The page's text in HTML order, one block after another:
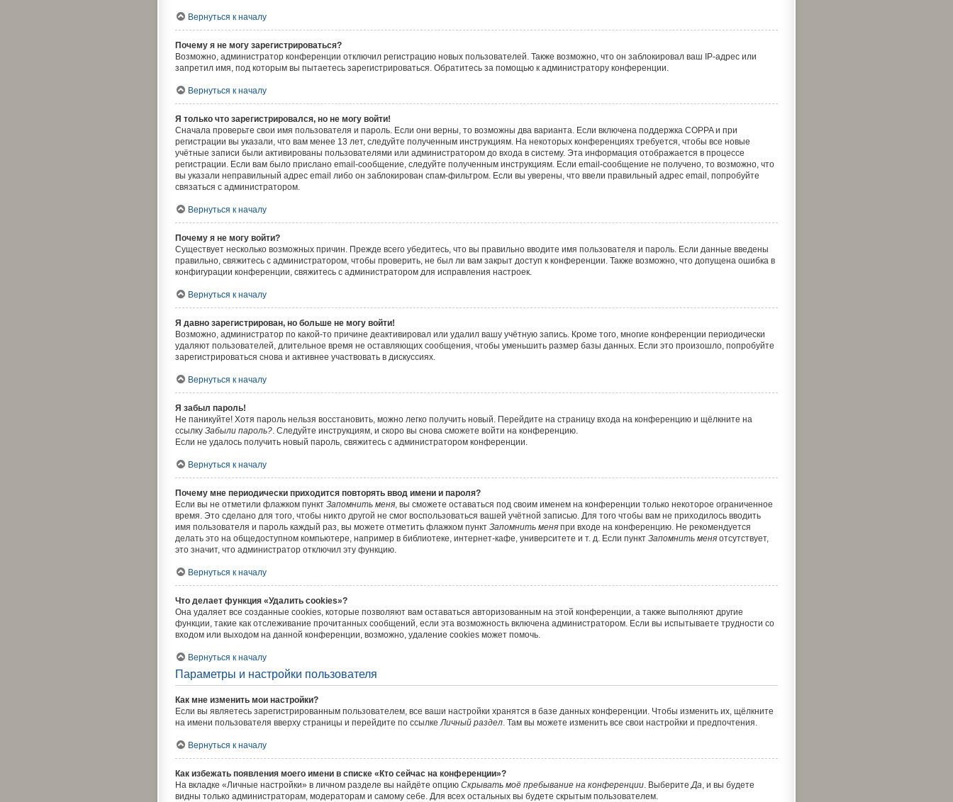
Вернуться к началу
Почему я не могу зарегистрироваться?
Возможно, администратор конференции отключил регистрацию новых пользователей. Также возможно, что он заблокировал ваш IP-адрес или
запретил имя, под которым вы пытаетесь зарегистрироваться. Обратитесь за помощью к администратору конференции.
Вернуться к началу
Я только что зарегистрировался, но не могу войти!
Сначала проверьте свои имя пользователя и пароль. Если они верны, то возможны два варианта. Если включена поддержка COPPA и при
регистрации вы указали, что вам менее 13 лет, следуйте полученным инструкциям. На некоторых конференциях требуется, чтобы все новые
учётные записи были активированы пользователями или администратором до входа в систему. Эта информация отображается в процессе
регистрации. Если вам было прислано email-сообщение, следуйте полученным инструкциям. Если email-сообщение не получено, то возможно, что
вы указали неправильный адрес email либо он заблокирован спам-фильтром. Если вы уверены, что ввели правильный адрес email, попробуйте
связаться с администратором.
Вернуться к началу
Почему я не могу войти?
Существует несколько возможных причин. Прежде всего убедитесь, что вы правильно вводите имя пользователя и пароль. Если данные введены
правильно, свяжитесь с администратором, чтобы проверить, не был ли вам закрыт доступ к конференции. Также возможно, что допущена ошибка в
конфигурации конференции, свяжитесь с администратором для исправления настроек.
Вернуться к началу
Я давно зарегистрирован, но больше не могу войти!
Возможно, администратор по какой-то причине деактивировал или удалил вашу учётную запись. Кроме того, многие конференции периодически
удаляют пользователей, длительное время не оставляющих сообщения, чтобы уменьшить размер базы данных. Если это произошло, попробуйте
зарегистрироваться снова и активнее участвовать в дискуссиях.
Вернуться к началу
Я забыл пароль!
Не паникуйте! Хотя пароль нельзя восстановить, можно легко получить новый. Перейдите на страницу входа на конференцию и щёлкните на
ссылку Забыли пароль? . Следуйте инструкциям, и скоро вы снова сможете войти на конференцию.
Если не удалось получить новый пароль, свяжитесь с администратором конференции.
Вернуться к началу
Почему мне периодически приходится повторять ввод имени и пароля?
Если вы не отметили флажком пункт Запомнить меня , вы сможете оставаться под своим именем на конференции только некоторое ограниченное
время. Это сделано для того, чтобы никто другой не смог воспользоваться вашей учётной записью. Для того чтобы вам не приходилось вводить
имя пользователя и пароль каждый раз, вы можете отметить флажком пункт Запомнить меня при входе на конференцию. Не рекомендуется
делать это на общедоступном компьютере, например в библиотеке, интернет-кафе, университете и т. д. Если пункт Запомнить меня отсутствует,
это значит, что администратор отключил эту функцию.
Вернуться к началу
Что делает функция «Удалить cookies»?
Она удаляет все созданные cookies, которые позволяют вам оставаться авторизованным на этой конференции, а также выполняют другие
функции, такие как отслеживание прочитанных сообщений, если эта возможность включена администратором. Если вы испытываете трудности со
входом или выходом на данной конференции, возможно, удаление cookies может помочь.
Вернуться к началу
Параметры и настройки пользователя
Как мне изменить мои настройки?
Если вы являетесь зарегистрированным пользователем, все ваши настройки хранятся в базе данных конференции. Чтобы изменить их, щёлкните
на имени пользователя вверху страницы и перейдите по ссылке Личный раздел . Там вы можете изменить все свои настройки и предпочтения.
Вернуться к началу
Как избежать появления моего имени в списке «Кто сейчас на конференции»?
На вкладке «Личные настройки» в личном разделе вы найдёте опцию Скрывать моё пребывание на конференции . Выберите Да , и вы будете
видны только администраторам, модераторам и самому себе. Для всех остальных вы будете скрытым пользователем.